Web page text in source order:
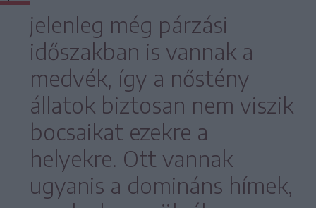
jelenleg még párzási
időszakban is vannak a
medvék, így a nőstény
állatok biztosan nem viszik
bocsaikat ezekre a
helyekre. Ott vannak
ugyanis a domináns hímek,